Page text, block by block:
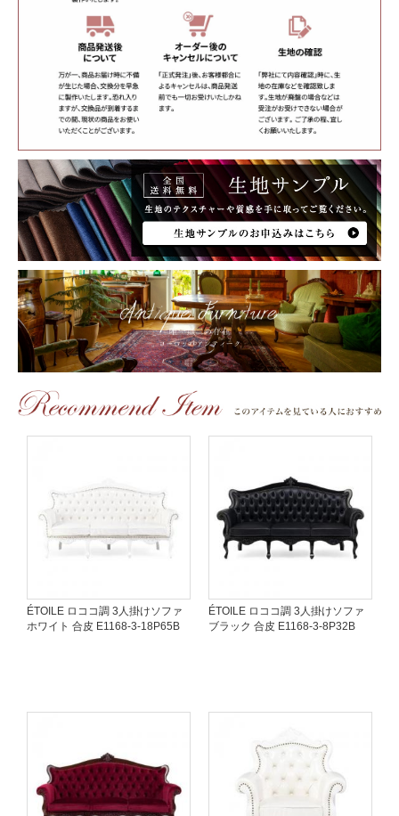
ÉTOILE ロココ調 3人掛けソファ
ホワイト 合皮 E1168-3-18P65B
ÉTOILE ロココ調 3人掛けソファ
ブラック 合皮 E1168-3-8P32B